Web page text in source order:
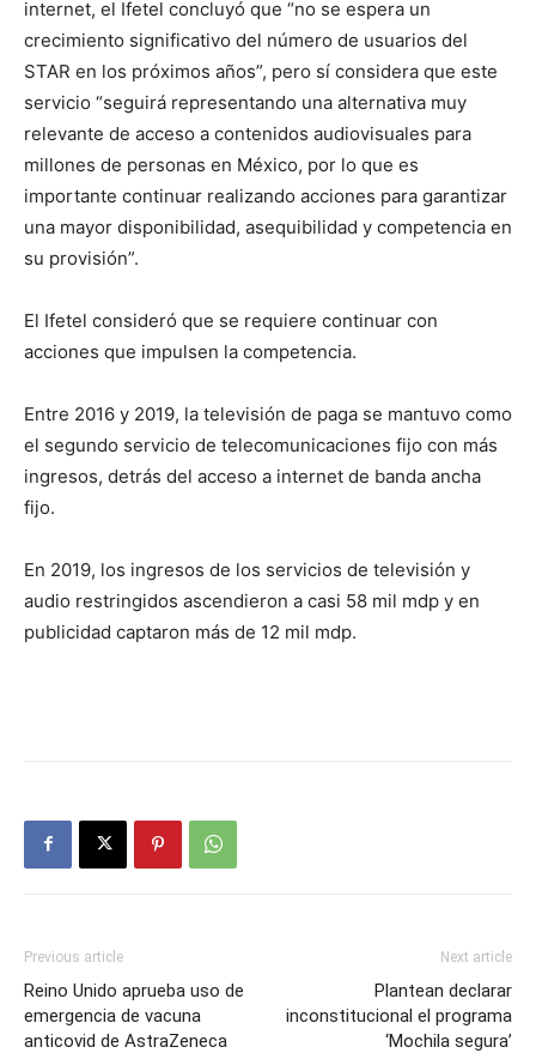
internet, el Ifetel concluyó que “no se espera un
crecimiento significativo del número de usuarios del
STAR en los próximos años”, pero sí considera que este
servicio “seguirá representando una alternativa muy
relevante de acceso a contenidos audiovisuales para
millones de personas en México, por lo que es
importante continuar realizando acciones para garantizar
una mayor disponibilidad, asequibilidad y competencia en
su provisión”.
El Ifetel consideró que se requiere continuar con
acciones que impulsen la competencia.
Entre 2016 y 2019, la televisión de paga se mantuvo como
el segundo servicio de telecomunicaciones fijo con más
ingresos, detrás del acceso a internet de banda ancha
fijo.
En 2019, los ingresos de los servicios de televisión y
audio restringidos ascendieron a casi 58 mil mdp y en
publicidad captaron más de 12 mil mdp.
Previous article
Reino Unido aprueba uso de
emergencia de vacuna
anticovid de AstraZeneca
Next article
Plantean declarar
inconstitucional el programa
‘Mochila segura’